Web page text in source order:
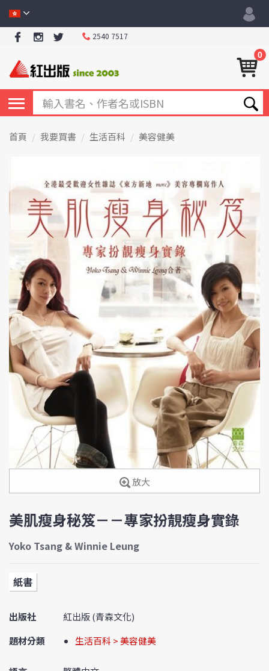
2540 7517
0
首頁 我要買書 生活百科 美容健美
放大
美肌瘦身秘笈－－專家扮靚瘦身實錄
Yoko Tsang & Winnie Leung
紙書
出版社
紅出版 (青森文化)
題材分類
生活百科 > 美容健美